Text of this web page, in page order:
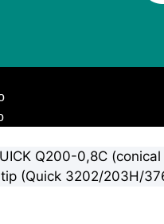
Q200-0,8C (conical
(Quick 3202/203H/